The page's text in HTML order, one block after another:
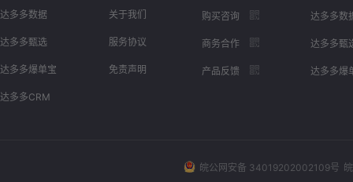
达多多数据
达多多甄选
达多多爆单宝
达多多CRM
关于我们
服务协议
免责声明
购买咨询
商务合作
产品反馈
达多多数
达多多甄
达多多爆
皖公网安备 34019202002109号